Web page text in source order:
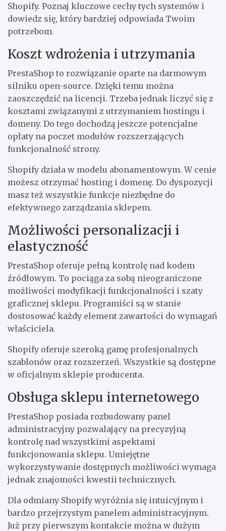
Shopify. Poznaj kluczowe cechy tych systemów i
dowiedz się, który bardziej odpowiada Twoim
potrzebom.
Koszt wdrożenia i utrzymania
PrestaShop to rozwiązanie oparte na darmowym
silniku open-source. Dzięki temu można
zaoszczędzić na licencji. Trzeba jednak liczyć się z
kosztami związanymi z utrzymaniem hostingu i
domeny. Do tego dochodzą jeszcze potencjalne
opłaty na poczet modułów rozszerzających
funkcjonalność strony.
Shopify działa w modelu abonamentowym. W cenie
możesz otrzymać hosting i domenę. Do dyspozycji
masz też wszystkie funkcje niezbędne do
efektywnego zarządzania sklepem.
Możliwości personalizacji i
elastyczność
PrestaShop oferuje pełną kontrolę nad kodem
źródłowym. To pociąga za sobą nieograniczone
możliwości modyfikacji funkcjonalności i szaty
graficznej sklepu. Programiści są w stanie
dostosować każdy element zawartości do wymagań
właściciela.
Shopify oferuje szeroką gamę profesjonalnych
szablonów oraz rozszerzeń. Wszystkie są dostępne
w oficjalnym sklepie producenta.
Obsługa sklepu internetowego
PrestaShop posiada rozbudowany panel
administracyjny pozwalający na precyzyjną
kontrolę nad wszystkimi aspektami
funkcjonowania sklepu. Umiejętne
wykorzystywanie dostępnych możliwości wymaga
jednak znajomości kwestii technicznych.
Dla odmiany Shopify wyróżnia się intuicyjnym i
bardzo przejrzystym panelem administracyjnym.
Już przy pierwszym kontakcie można w dużym